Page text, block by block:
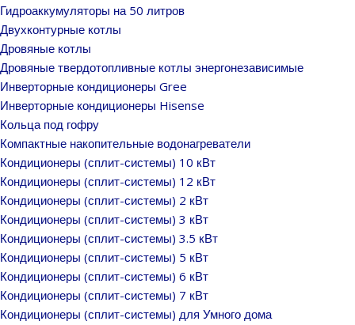
Гидроаккумуляторы на 50 литров
Двухконтурные котлы
Дровяные котлы
Дровяные твердотопливные котлы энергонезависимые
Инверторные кондиционеры Gree
Инверторные кондиционеры Hisense
Кольца под гофру
Компактные накопительные водонагреватели
Кондиционеры (сплит-системы) 10 кВт
Кондиционеры (сплит-системы) 12 кВт
Кондиционеры (сплит-системы) 2 кВт
Кондиционеры (сплит-системы) 3 кВт
Кондиционеры (сплит-системы) 3.5 кВт
Кондиционеры (сплит-системы) 5 кВт
Кондиционеры (сплит-системы) 6 кВт
Кондиционеры (сплит-системы) 7 кВт
Кондиционеры (сплит-системы) для Умного дома